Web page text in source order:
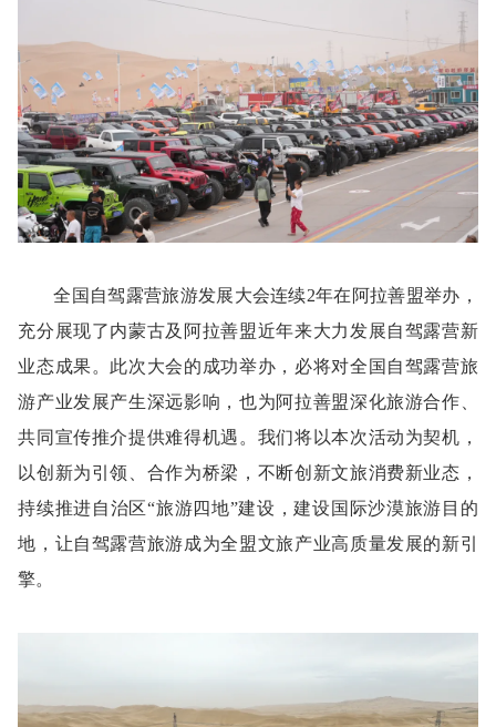
全国自驾露营旅游发展大会连续2年在阿拉善盟举办，
充分展现了内蒙古及阿拉善盟近年来大力发展自驾露营新
业态成果。此次大会的成功举办，必将对全国自驾露营旅
游产业发展产生深远影响，也为阿拉善盟深化旅游合作、
共同宣传推介提供难得机遇。我们将以本次活动为契机，
以创新为引领、合作为桥梁，不断创新文旅消费新业态，
持续推进自治区“旅游四地”建设，建设国际沙漠旅游目的
地，让自驾露营旅游成为全盟文旅产业高质量发展的新引
擎。